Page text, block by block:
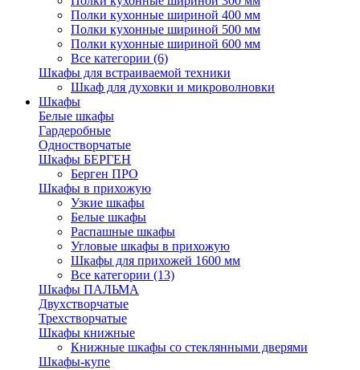
Полки кухонные шириной 400 мм
Полки кухонные шириной 500 мм
Полки кухонные шириной 600 мм
Все категории (6)
Шкафы для встраиваемой техники
Шкаф для духовки и микроволновки
Шкафы
Белые шкафы
Гардеробные
Одностворчатые
Шкафы БЕРГЕН
Берген ПРО
Шкафы в прихожую
Узкие шкафы
Белые шкафы
Распашные шкафы
Угловые шкафы в прихожую
Шкафы для прихожей 1600 мм
Все категории (13)
Шкафы ПАЛЬМА
Двухстворчатые
Трехстворчатые
Шкафы книжные
Книжные шкафы со стеклянными дверями
Шкафы-купе